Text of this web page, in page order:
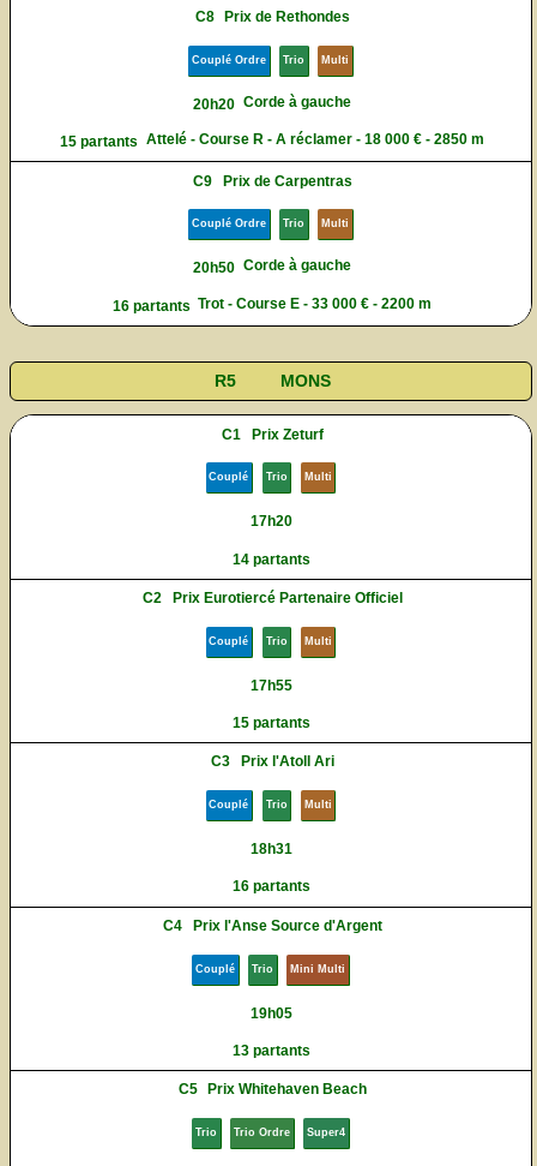
C8 Prix de Rethondes
Couplé Ordre Trio Multi
20h20 Corde à gauche
15 partants Attelé - Course R - A réclamer - 18 000 € - 2850 m
C9 Prix de Carpentras
Couplé Ordre Trio Multi
20h50 Corde à gauche
16 partants Trot - Course E - 33 000 € - 2200 m
R5 MONS
C1 Prix Zeturf
Couplé Trio Multi
17h20
14 partants
C2 Prix Eurotiercé Partenaire Officiel
Couplé Trio Multi
17h55
15 partants
C3 Prix l'Atoll Ari
Couplé Trio Multi
18h31
16 partants
C4 Prix l'Anse Source d'Argent
Couplé Trio Mini Multi
19h05
13 partants
C5 Prix Whitehaven Beach
Trio Trio Ordre Super4